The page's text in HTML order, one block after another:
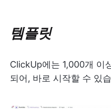
템플릿
ClickUp에는 1,000개 이
되어, 바로 시작할 수 있